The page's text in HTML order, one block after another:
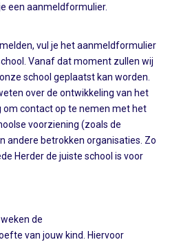
een aanmeldformulier.
vul je het aanmeldformulier
Vanaf dat moment zullen wij
school geplaatst kan worden.
over de ontwikkeling van het
om contact op te nemen met het
voorziening (zoals de
andere betrokken organisaties. Zo
Herder de juiste school is voor
de
van jouw kind. Hiervoor